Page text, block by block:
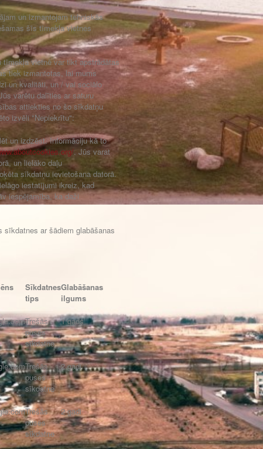
un izmantojam tehniskās
šīs tīmekļa vietnes
tīmekļa vietnē var tikt apstrādātas
tiek izmantotas, lai mums
un kvalitāti, un / vai sociālo
varētu dalīties ar saturu
attiekties no šo sīkdatņu
izvēli "Nepiekrītu":
un izdzēst. Informāciju kā to
. Jūs varat
un lielāko daļu
sīkdatņu ievietošana datorā.
iestatījumi ikreiz, kad
iespējamība, ka daži
ar šādiem glabāšanas
Sīkdatnes
tips
Glabāšanas
ilgums
Trešās
puses
sīkdatne
1 gads
Trešās
puses
sīkdatne
2 gadi
Trešās
puses
sīkdatne
2 gadi